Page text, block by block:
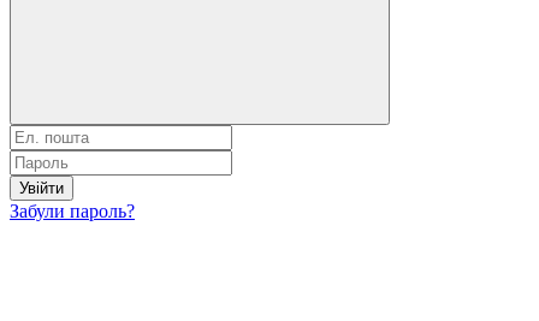
Увійти
Забули пароль?